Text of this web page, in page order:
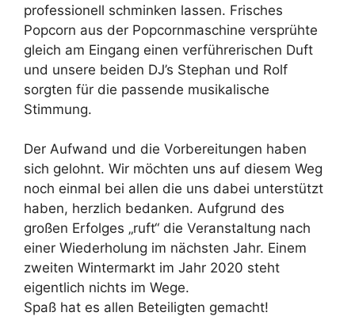
professionell schminken lassen. Frisches
Popcorn aus der Popcornmaschine versprühte
gleich am Eingang einen verführerischen Duft
und unsere beiden DJ’s Stephan und Rolf
sorgten für die passende musikalische
Stimmung.
Der Aufwand und die Vorbereitungen haben
sich gelohnt. Wir möchten uns auf diesem Weg
noch einmal bei allen die uns dabei unterstützt
haben, herzlich bedanken. Aufgrund des
großen Erfolges „ruft“ die Veranstaltung nach
einer Wiederholung im nächsten Jahr. Einem
zweiten Wintermarkt im Jahr 2020 steht
eigentlich nichts im Wege.
Spaß hat es allen Beteiligten gemacht!